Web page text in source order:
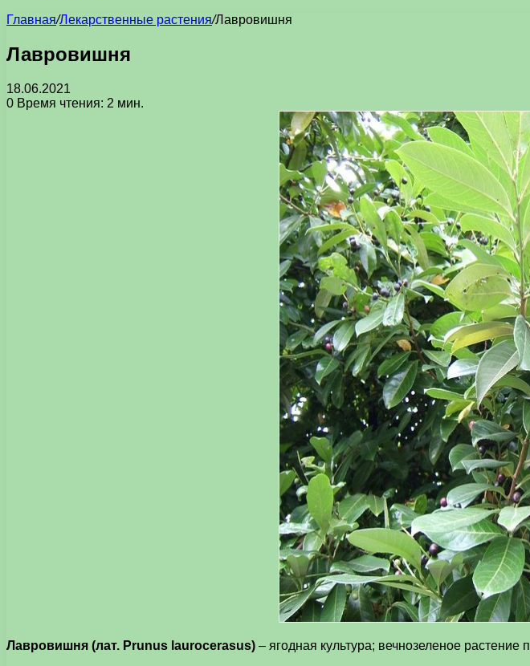
Главная/Лекарственные растения/Лавровишня
Лавровишня
18.06.2021
0 Время чтения: 2 мин.
Лавровишня (лат. Prunus laurocerasus) – ягодная культура; вечнозеленое